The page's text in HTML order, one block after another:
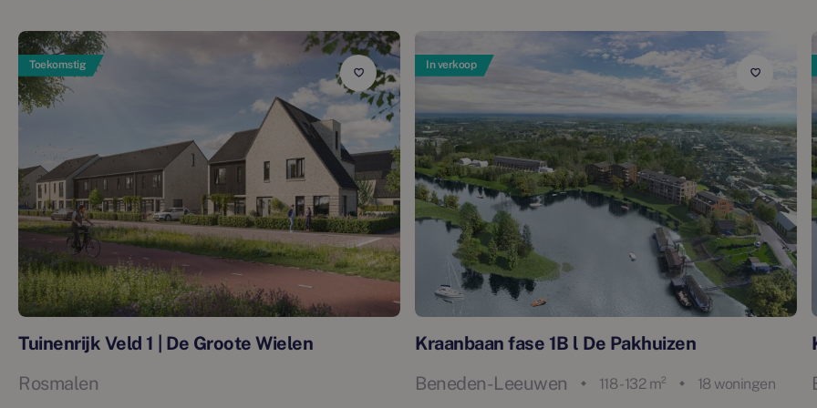
Toekomstig
Tuinenrijk Veld 1 | De Groote Wielen
Rosmalen
In verkoop
Kraanbaan fase 1B l De Pakhuizen
Beneden-Leeuwen
118 - 132 m² 18 woningen